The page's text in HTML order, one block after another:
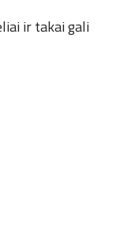
ir takai gali